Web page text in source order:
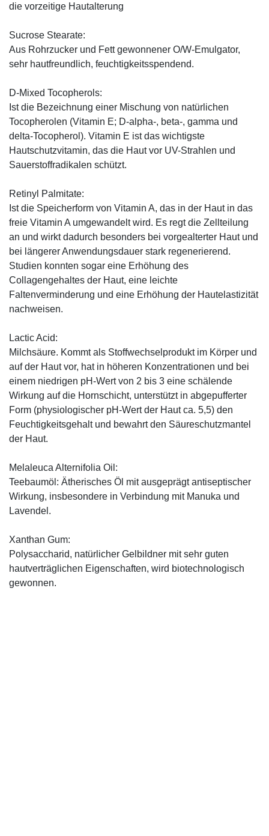
die vorzeitige Hautalterung
Sucrose Stearate:
Aus Rohrzucker und Fett gewonnener O/W-Emulgator,
sehr hautfreundlich, feuchtigkeitsspendend.
D-Mixed Tocopherols:
Ist die Bezeichnung einer Mischung von natürlichen
Tocopherolen (Vitamin E; D-alpha-, beta-, gamma und
delta-Tocopherol). Vitamin E ist das wichtigste
Hautschutzvitamin, das die Haut vor UV-Strahlen und
Sauerstoffradikalen schützt.
Retinyl Palmitate:
Ist die Speicherform von Vitamin A, das in der Haut in das
freie Vitamin A umgewandelt wird. Es regt die Zellteilung
an und wirkt dadurch besonders bei vorgealterter Haut und
bei längerer Anwendungsdauer stark regenerierend.
Studien konnten sogar eine Erhöhung des
Collagengehaltes der Haut, eine leichte
Faltenverminderung und eine Erhöhung der Hautelastizität
nachweisen.
Lactic Acid:
Milchsäure. Kommt als Stoffwechselprodukt im Körper und
auf der Haut vor, hat in höheren Konzentrationen und bei
einem niedrigen pH-Wert von 2 bis 3 eine schälende
Wirkung auf die Hornschicht, unterstützt in abgepufferter
Form (physiologischer pH-Wert der Haut ca. 5,5) den
Feuchtigkeitsgehalt und bewahrt den Säureschutzmantel
der Haut.
Melaleuca Alternifolia Oil:
Teebaumöl: Ätherisches Öl mit ausgeprägt antiseptischer
Wirkung, insbesondere in Verbindung mit Manuka und
Lavendel.
Xanthan Gum:
Polysaccharid, natürlicher Gelbildner mit sehr guten
hautverträglichen Eigenschaften, wird biotechnologisch
gewonnen.